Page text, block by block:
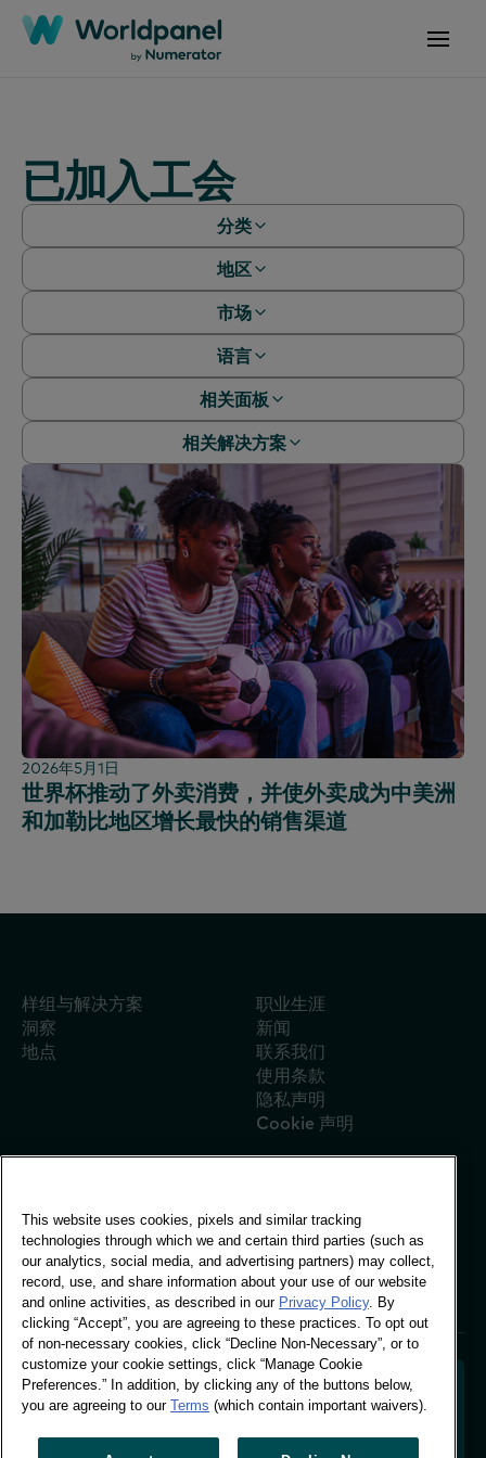
已加入工会
分类
案例研究
报告
地区
欧洲
全球
北美
市场
澳大利亚
孟加拉国
玻利维亚
巴西
中美洲
智利
哥伦比亚
多米尼加共和国
厄瓜多尔
埃及
埃塞俄比亚
法国
加纳
印度尼西亚
韩国
中国大陆 (CN)
尼日利亚
秘鲁
菲律宾
葡萄牙
沙特阿拉伯
苏格兰
南非
西班牙
语言
英语
法语
韩语
葡萄牙语
西班牙语
相关面板
美妆样组
服饰样组
户外广告面板
汽油面板
购买样组
已加入工会
科技与娱乐
使用样组
相关解决方案
消费者行为分析
营销效果
PanelVoice
细分
2026年5月1日
世界杯推动了外卖消费，并使外卖成为中美洲
和加勒比地区增长最快的销售渠道
样组与解决方案
洞察
地点
职业生涯
新闻
联系我们
使用条款
隐私声明
Cookie 声明
全球办事处
Vivo Building, 30
Stamford St, London
London SE1 9LQ
T +44 (0)207 076 9000
行的消费者洞察，帮助品牌实现数据驱动增长。
This website uses cookies, pixels and similar tracking
technologies through which we and certain third parties (such as
our analytics, social media, and advertising partners) may collect,
record, use, and share information about your use of our website
and online activities, as described in our Privacy Policy. By
clicking “Accept”, you are agreeing to these practices. To opt out
of non-necessary cookies, click “Decline Non-Necessary”, or to
customize your cookie settings, click “Manage Cookie
Preferences.” In addition, by clicking any of the buttons below,
you are agreeing to our Terms (which contain important waivers).